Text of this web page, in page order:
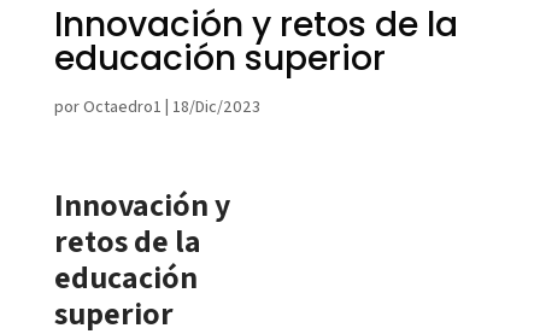
Innovación y retos de la
educación superior
porOctaedro1 | 18/Dic/2023
Innovación y
retos de la
educación
superior